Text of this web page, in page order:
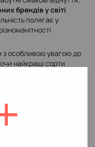
брендів у світі
полягає у
з особливою увагою до
найкращі сорти
селекцію
смакових нюансів.
Badger є вишневий